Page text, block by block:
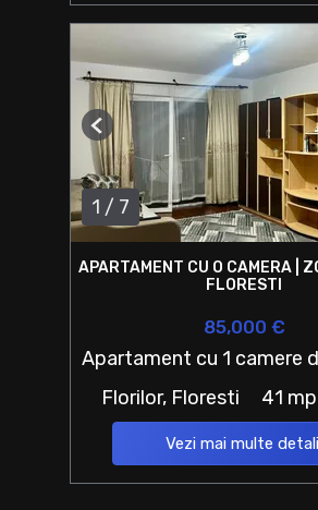
1 / 7
Previous
APARTAMENT CU O CAMERA |
FLORESTI
85,000 €
Apartament cu 1 camere
Florilor, Floresti
41 mp
Vezi mai multe